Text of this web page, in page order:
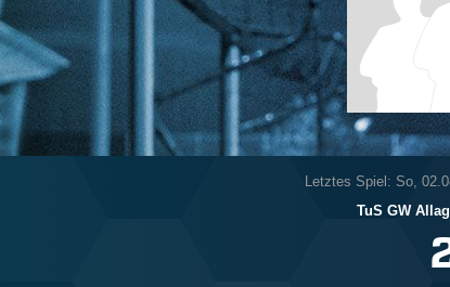
Letztes Spiel: So,
TuS GW